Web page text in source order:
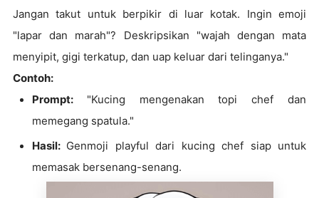
Jangan takut untuk berpikir di luar kotak. Ingin emoji
"lapar dan marah"? Deskripsikan "wajah dengan mata
menyipit, gigi terkatup, dan uap keluar dari telinganya."
Contoh:
Prompt: "Kucing mengenakan topi chef dan
memegang spatula."
Hasil: Genmoji playful dari kucing chef siap untuk
memasak bersenang-senang.